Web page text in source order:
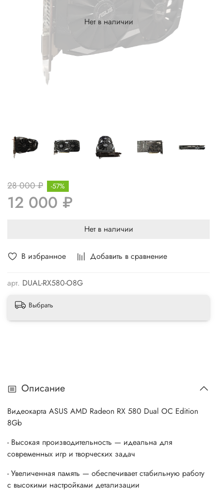
В избранное Добавить в сравнение
арт. DUAL-RX580-O8G
Нет в наличии
28 000 ₽
12 000 ₽
-57%
Нет в наличии
Выбрать
Описание
Видеокарта ASUS AMD Radeon RX 580 Dual OC Edition
8Gb
- Высокая производительность — идеальна для
современных игр и творческих задач
- Увеличенная память — обеспечивает стабильную работу
с высокими настройками детализации